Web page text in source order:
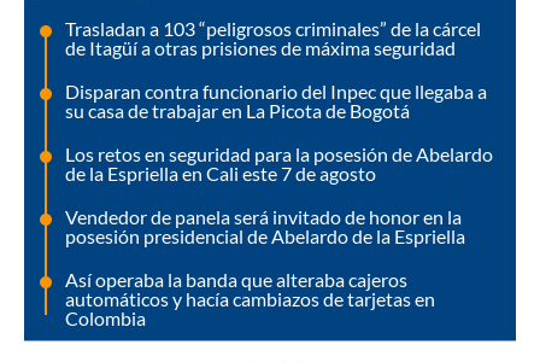
Trasladan a 103 “peligrosos criminales” de la cárcel
de Itagüí a otras prisiones de máxima seguridad
Disparan contra funcionario del Inpec que llegaba a
su casa de trabajar en La Picota de Bogotá
Los retos en seguridad para la posesión de Abelardo
de la Espriella en Cali este 7 de agosto
Vendedor de panela será invitado de honor en la
posesión presidencial de Abelardo de la Espriella
Así operaba la banda que alteraba cajeros
automáticos y hacía cambiazos de tarjetas en
Colombia